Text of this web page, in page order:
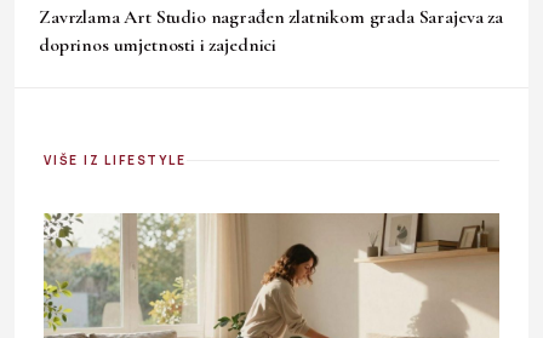
Zavrzlama Art Studio nagrađen zlatnikom grada Sarajeva za
doprinos umjetnosti i zajednici
VIŠE IZ LIFESTYLE